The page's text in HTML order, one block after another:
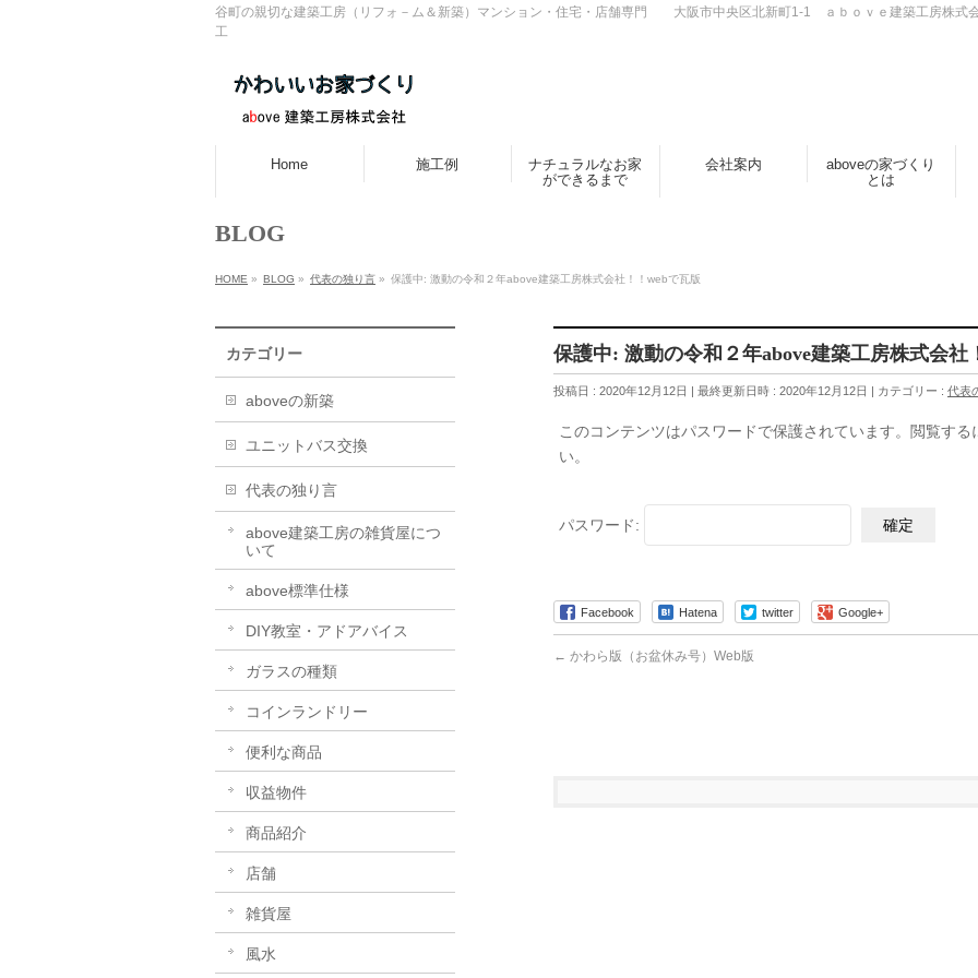
谷町の親切な建築工房（リフォ－ム＆新築）マンション・住宅・店舗専門 大阪市中央区北新町1-1 ａｂｏｖｅ建築工房株
工
Home 施工例
ナチュラルなお家
ができるまで
会社案内
aboveの家づくり
とは
BLOG
HOME » BLOG » 代表の独り言 » 保護中: 激動の令和２年above建築工房株式会社！！webで瓦版
保護中: 激動の令和２年above建築工房株式会社
投稿日 : 2020年12月12日 最終更新日時 : 2020年12月12日 カテゴリー : 代表
このコンテンツはパスワードで保護されています。閲覧す
い。
パスワード:
Facebook Hatena twitter Google+
← かわら版（お盆休み号）Web版
カテゴリー
aboveの新築
ユニットバス交換
代表の独り言
above建築工房の雑貨屋につ
いて
above標準仕様
DIY教室・アドアバイス
ガラスの種類
コインランドリー
便利な商品
収益物件
商品紹介
店舗
雑貨屋
風水